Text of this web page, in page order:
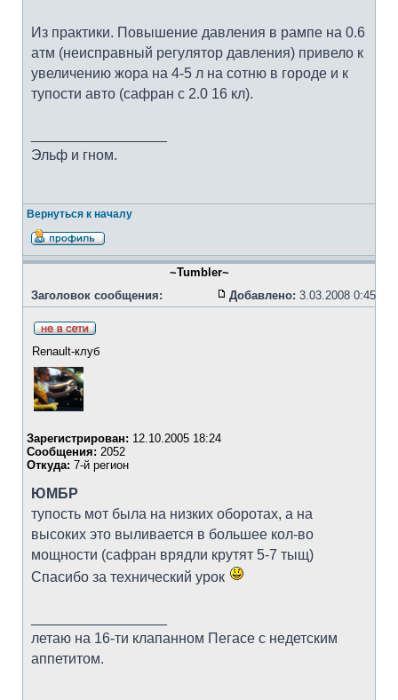
Из практики. Повышение давления в рампе на 0.6
атм (неисправный регулятор давления) привело к
увеличению жора на 4-5 л на сотню в городе и к
тупости авто (сафран с 2.0 16 кл).
Эльф и гном.
Вернуться к началу
~Tumbler~
Заголовок сообщения:
Добавлено: 3.03.2008 0:45
Renault-клуб
Зарегистрирован: 12.10.2005 18:24
Сообщения: 2052
Откуда: 7-й регион
ЮМБР
тупость мот была на низких оборотах, а на
высоких это выливается в большее кол-во
мощности (сафран врядли крутят 5-7 тыщ)
Спасибо за технический урок
летаю на 16-ти клапанном Пегасе с недетским
аппетитом.